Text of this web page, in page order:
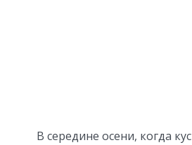
В середине осени, когда